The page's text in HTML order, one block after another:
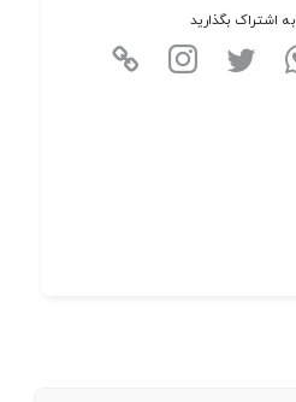
به اشتراک بگذارید